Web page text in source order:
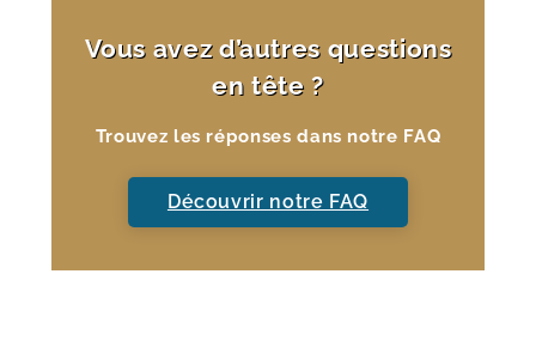
Vous avez d’autres questions
en tête ?
Trouvez les réponses dans notre FAQ
Découvrir notre FAQ